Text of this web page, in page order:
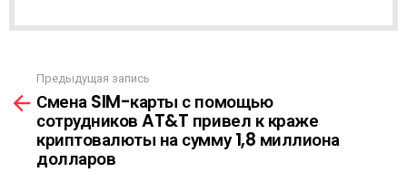
А
С
Ы
Л
К
А
м
Предыдущая запись
Смена SIM-карты с помощью
сотрудников AT&T привел к краже
криптовалюты на сумму 1,8 миллиона
долларов